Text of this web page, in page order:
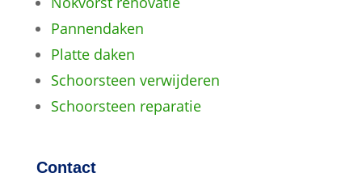
Pannendaken
Platte daken
Schoorsteen verwijderen
Schoorsteen reparatie
Contact